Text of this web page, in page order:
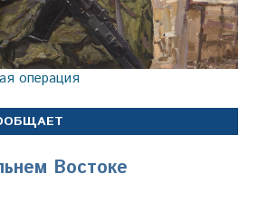
операция
Востоке